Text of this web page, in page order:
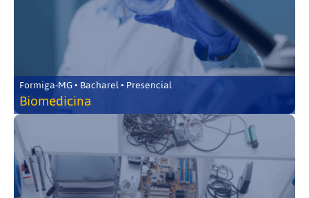
Formiga-MG • Bacharel • Presencial
Biomedicina